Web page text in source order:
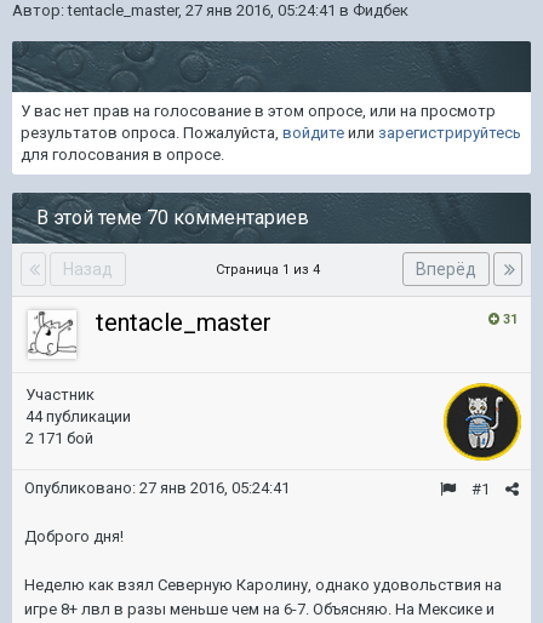
Автор:tentacle_master, 27 янв 2016, 05:24:41 в Фидбек
У вас нет прав на голосование в этом опросе, или на просмотр
результатов опроса. Пожалуйста, войдите или зарегистрируйтесь
для голосования в опросе.
В этой теме 70 комментариев
Назад Вперёд
Страница 1 из 4
31
tentacle_master
Участник
44 публикации
2 171 бой
#1
Опубликовано: 27 янв 2016, 05:24:41
Доброго дня!
Неделю как взял Северную Каролину, однако удовольствия на
игре 8+ лвл в разы меньше чем на 6-7. Объясняю. На Мексике и